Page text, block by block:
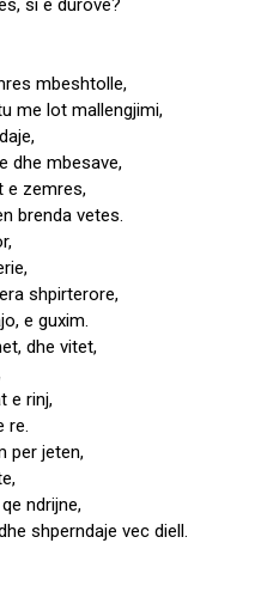
si e durove?
mbeshtolle,
me lot mallengjimi,
dhe mbesave,
e zemres,
brenda vetes.
shpirterore,
e guxim.
dhe vitet,
e rinj,
re.
per jeten,
ndrijne,
shperndaje vec diell.